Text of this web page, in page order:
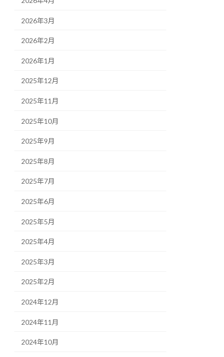
2026年3月
2026年2月
2026年1月
2025年12月
2025年11月
2025年10月
2025年9月
2025年8月
2025年7月
2025年6月
2025年5月
2025年4月
2025年3月
2025年2月
2024年12月
2024年11月
2024年10月